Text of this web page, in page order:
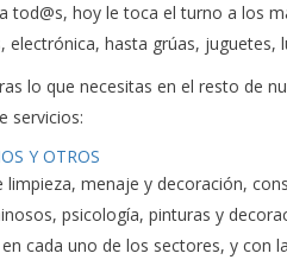
tod@s, hoy le toca el turno a los
electrónica, hasta grúas,
lo que necesitas en el resto de
servicios:
Y OTROS
limpieza, menaje y decoración,
psicología, pinturas y
cada uno de los sectores, y con